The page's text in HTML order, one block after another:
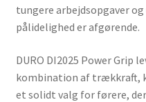
tungere arbejdsopgaver
pålidelighed er afgørende.
DURO DI2025 Power Grip
kombination af trækkraft,
et solidt valg for førere,